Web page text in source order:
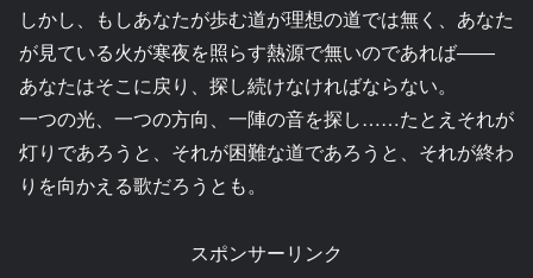
しかし、もしあなたが歩む道が理想の道では無く、あなた
が見ている火が寒夜を照らす熱源で無いのであれば――
あなたはそこに戻り、探し続けなければならない。
一つの光、一つの方向、一陣の音を探し……たとえそれが
灯りであろうと、それが困難な道であろうと、それが終わ
りを向かえる歌だろうとも。
スポンサーリンク